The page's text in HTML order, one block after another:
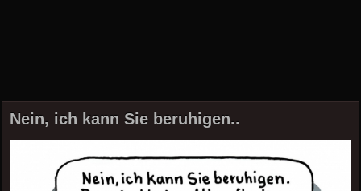
Nein, ich kann Sie beruhigen..